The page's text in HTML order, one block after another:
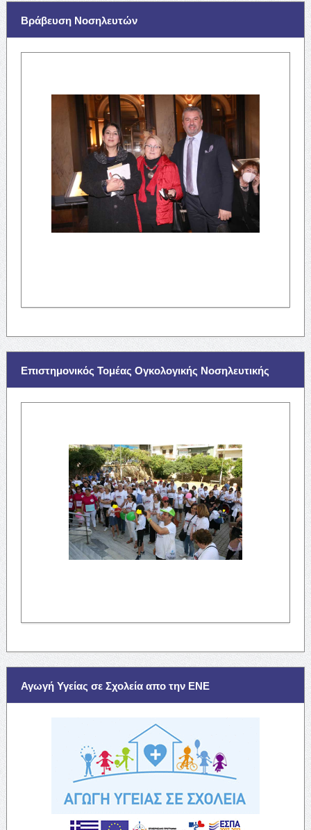
Βράβευση Νοσηλευτών
Επιστημονικός Τομέας Ογκολογικής Νοσηλευτικής
Αγωγή Υγείας σε Σχολεία απο την ΕΝΕ